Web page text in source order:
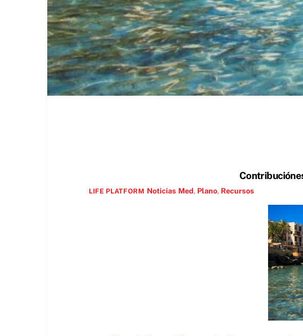
LIFE PLATFORM Noticias Med, Plano, Recursos